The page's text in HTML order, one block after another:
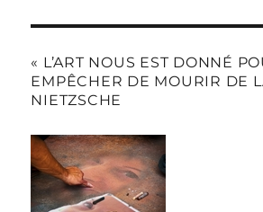
« L’ART NOUS EST DONNÉ
EMPÊCHER DE MOURIR DE
NIETZSCHE